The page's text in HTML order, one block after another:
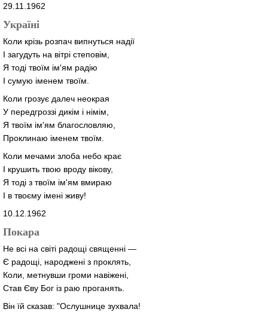
29.11.1962
Україні
Коли крізь розпач випнуться надії
І загудуть на вітрі степовім,
Я тоді твоїм ім'ям радію
І сумую іменем твоїм.
Коли грозує далеч неокрая
У передгроззі дикім і німім,
Я твоїм ім'ям благословляю,
Проклинаю іменем твоїм.
Коли мечами злоба небо крає
І крушить твою вроду вікову,
Я тоді з твоїм ім'ям вмираю
І в твоєму імені живу!
10.12.1962
Покара
Не всі на світі радощі священні —
Є радощі, народжені з проклять,
Коли, метнувши громи навіжені,
Став Єву Бог із раю проганять.
Він їй сказав: "Ослушнице зухвала!